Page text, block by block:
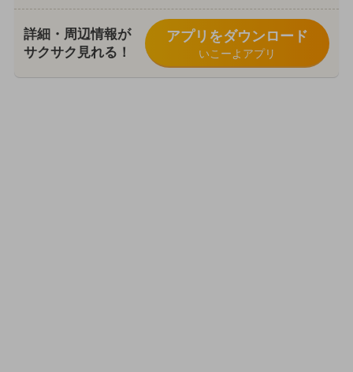
詳細・周辺情報が
サクサク見れる！
アプリをダウンロード
いこーよアプリ